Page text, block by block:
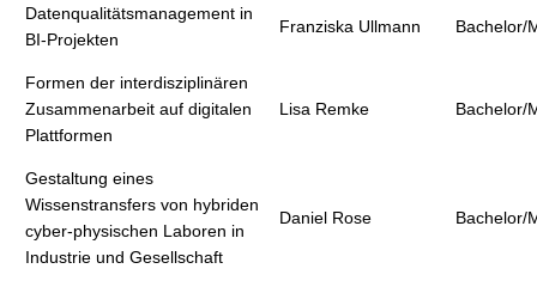
Datenqualitätsmanagement in
BI-Projekten
Franziska Ullmann Bachelor/
Formen der interdisziplinären
Zusammenarbeit auf digitalen
Plattformen
Lisa Remke Bachelor/
Gestaltung eines
Wissenstransfers von hybriden
cyber-physischen Laboren in
Industrie und Gesellschaft
Daniel Rose Bachelor/